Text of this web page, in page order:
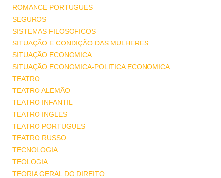
ROMANCE PORTUGUES
SEGUROS
SISTEMAS FILOSOFICOS
SITUAÇÃO E CONDIÇÃO DAS MULHERES
SITUAÇÃO ECONOMICA
SITUAÇÃO ECONOMICA-POLITICA ECONOMICA
TEATRO
TEATRO ALEMÃO
TEATRO INFANTIL
TEATRO INGLES
TEATRO PORTUGUES
TEATRO RUSSO
TECNOLOGIA
TEOLOGIA
TEORIA GERAL DO DIREITO